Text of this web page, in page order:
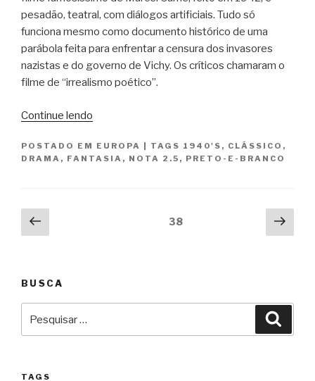
pesadão, teatral, com diálogos artificiais. Tudo só
funciona mesmo como documento histórico de uma
parábola feita para enfrentar a censura dos invasores
nazistas e do governo de Vichy. Os críticos chamaram o
filme de “irrealismo poético”.
Continue lendo
da
Noite
POSTADO EM EUROPA TAGS 1940'S , CLÁSSICO ,
DRAMA , FANTASIA , NOTA 2.5 , PRETO-E-BRANCO
Paginação
de
Página
anterior
Página38
BUSCA
por:
TAGS